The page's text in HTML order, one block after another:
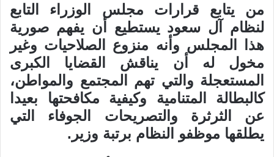
من يتابع قرارات مجلس الوزراء التابع
لنظام آل سعود يستطيع أن يفهم صورية
هذا المجلس وأنه منزوع الصلاحيات وغير
مخول له أن يناقش القضايا الكبرى
المستعجلة والتي تهم المجتمع والمواطن،
كالبطالة المتنامية وكيفية مكافحتها بعيدا
عن الثرثرة والتصريحات الجوفاء التي
يطلقها موظفو النظام برتبة وزير.